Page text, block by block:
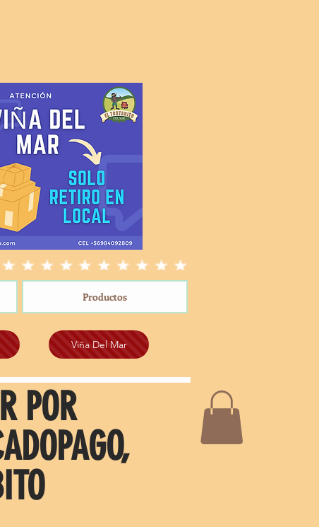
Productos
Viña Del Mar
POR